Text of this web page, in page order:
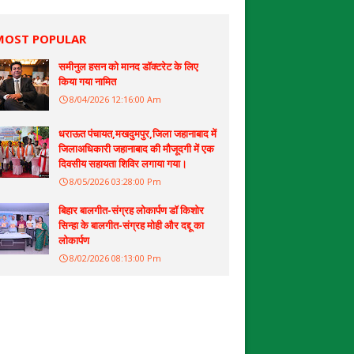
POPULAR
समीनुल हसन को मानद डॉक्टरेट के लिए
किया गया नामित
8/04/2026 12:16:00 Am
धराऊत पंचायत,मखदुमपुर,जिला जहानाबाद में
जिलाअधिकारी जहानाबाद की मौजूदगी में एक
दिवसीय सहायता शिविर लगाया गया।
8/05/2026 03:28:00 Pm
बिहार बालगीत-संग्रह लोकार्पण डॉ किशोर
सिन्हा के बालगीत-संग्रह मोही और दद्दू का
लोकार्पण
8/02/2026 08:13:00 Pm